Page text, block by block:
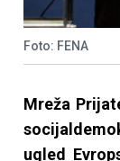
Foto: FENA
Mreža
ugled